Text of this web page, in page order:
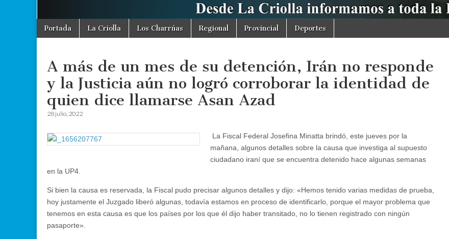
Main
menu
Skip
Portada La Criolla Los Charrúas Regional Provincial Deportes
A más de un mes de su detención, Irán no responde
y la Justicia aún no logró corroborar la identidad de
quien dice llamarse Asan Azad
28 julio, 2022
La Fiscal Federal Josefina Minatta brindó, este jueves por la
mañana, algunos detalles sobre la causa que investiga al supuesto
ciudadano iraní que se encuentra detenido hace algunas semanas
en la UP4.
Si bien la causa es reservada, la Fiscal pudo precisar algunos detalles y dijo: «Hemos tenido varias medidas de prueba,
hoy justamente el Juzgado liberó algunas, todavía estamos en proceso de identificarlo, porque el mayor problema que
tenemos en esta causa es que los países por los que él dijo haber transitado, no lo tienen registrado con ningún
pasaporte».